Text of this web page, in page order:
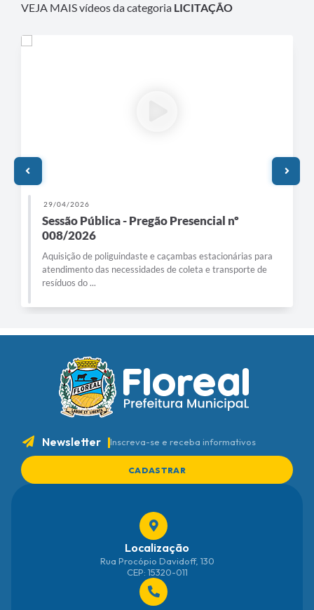
VEJA MAIS vídeos da categoria LICITAÇÃO
29/04/2026
Sessão Pública - Pregão Presencial nº
008/2026
Aquisição de poliguindaste e caçambas estacionárias para
atendimento das necessidades de coleta e transporte de
resíduos do ...
Newsletter Inscreva-se e receba informativos
CADASTRAR
Localização
Rua Procópio Davidoff, 130
CEP: 15320-011